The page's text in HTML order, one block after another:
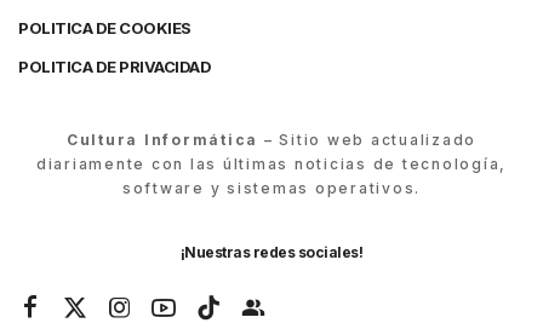
POLITICA DE COOKIES
POLITICA DE PRIVACIDAD
Cultura Informática – Sitio web actualizado
diariamente con las últimas noticias de tecnología,
software y sistemas operativos.
¡Nuestras redes sociales!